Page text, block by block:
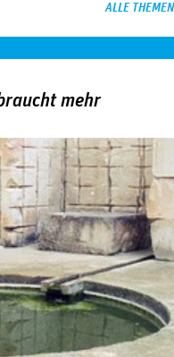
ALLE THEMEN
mehr